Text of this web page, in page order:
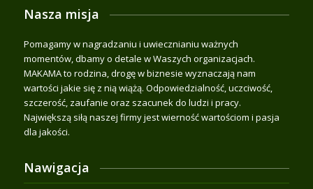
Nasza misja
Pomagamy w nagradzaniu i uwiecznianiu ważnych
momentów, dbamy o detale w Waszych organizacjach.
MAKAMA to rodzina, drogę w biznesie wyznaczają nam
wartości jakie się z nią wiążą. Odpowiedzialność, uczciwość,
szczerość, zaufanie oraz szacunek do ludzi i pracy.
Największą siłą naszej firmy jest wierność wartościom i pasja
dla jakości.
Nawigacja